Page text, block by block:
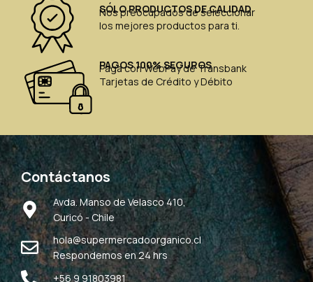
SÓLO PRODUCTOS DE CALIDAD
Nos preocupados de seleccionar
los mejores productos para ti.
PAGOS 100% SEGUROS
Paga con WebPay de Transbank
Tarjetas de Crédito y Débito
Contáctanos
Avda. Manso de Velasco 410,
Curicó - Chile
hola@supermercadoorganico.cl
Respondemos en 24 hrs
+56 9 91803981